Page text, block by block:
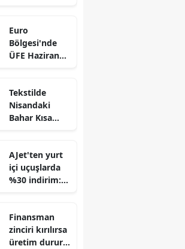
başvurularınd
a
Euro
Bölgesi'nde
ÜFE Haziran
%0,3 Geriledi!
Tekstilde
Nisandaki
Bahar Kısa
Binden Fazla
İş Kaybı!
AJet'ten yurt
içi uçuşlarda
%30 indirim:
Finansman
zinciri kırılırsa
üretim durur: